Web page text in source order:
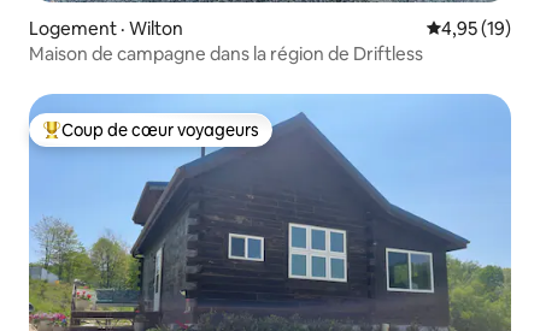
Logement · Wilton Note
4,95 (19)
Maison de campagne dans la région de Driftless
Coup de cœur voyageurs parmi les plus aimés
Coup de cœur voyageurs